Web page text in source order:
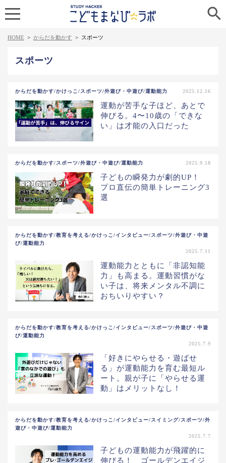

HOME > からだを動かす > スポーツ
スポーツ
からだを動かす/かけっこ/スポーツ/外遊び・中遊び/運動能力 2025.12.16
運動が苦手な子ほど、あとで
伸びる。4〜10歳の「できな
い」は才能の入口だった
からだを動かす/スポーツ/外遊び・中遊び/運動能力 2025.9.18
子どもの瞬発力が劇的UP！
プロ直伝の簡単トレーニング3
選
からだを動かす/教育を考える/かけっこ/インタビュー/スポーツ/外遊び・中遊
び/運動能力
2025.7.11
運動能力とともに「非認知能
力」も高まる。運動習慣がな
い子は、将来メンタル不調に
おちいりやすい？
からだを動かす/教育を考える/かけっこ/インタビュー/スポーツ/外遊び・中遊
び/運動能力
2025.7.9
「好きにやらせる・遊ばせ
る」が運動能力を育む最短ル
ート。親が子に「やらせる運
動」はメリットなし！
からだを動かす/教育を考える/かけっこ/インタビュー/スイミング/スポーツ/外
遊び・中遊び/運動能力
2025.7.7
子どもの運動能力が飛躍的に
伸びる！ ゴールデンエイジ